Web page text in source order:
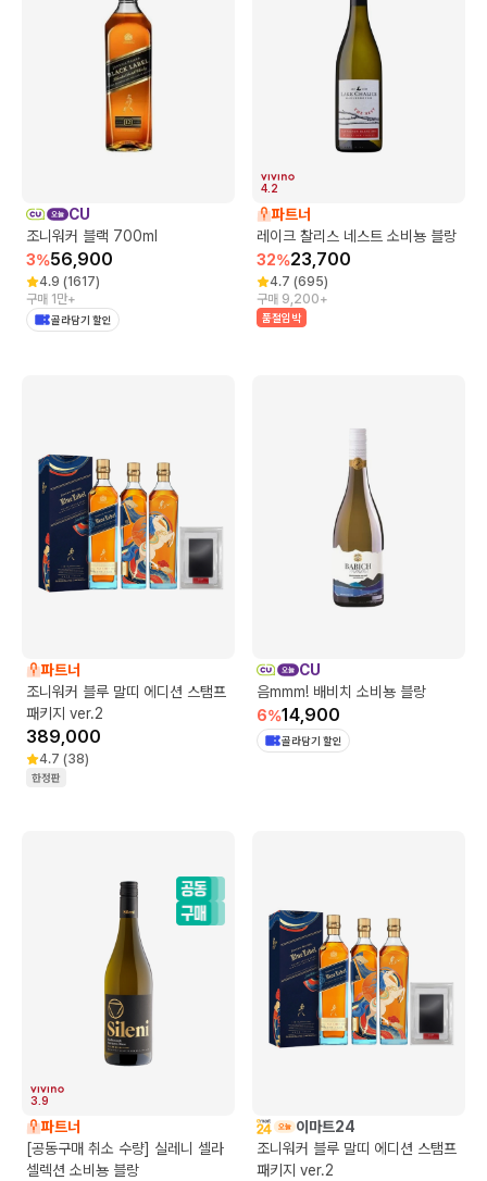
CU
조니워커 블랙 700ml
3%56,900
4.9 (1617)
구매 1만+
골라담기 할인
4.2
파트너
레이크 찰리스 네스트 소비뇽 블랑
32%23,700
4.7 (695)
구매 9,200+
품절임박
파트너
조니워커 블루 말띠 에디션 스탬프
패키지 ver.2
389,000
4.7 (38)
한정판
CU
음mmm! 배비치 소비뇽 블랑
6%14,900
골라담기 할인
3.9
파트너
[공동구매 취소 수량] 실레니 셀라
셀렉션 소비뇽 블랑
이마트24
조니워커 블루 말띠 에디션 스탬프
패키지 ver.2